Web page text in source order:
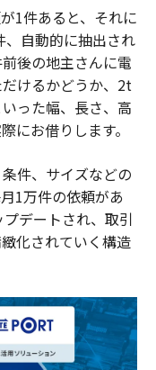
1件あると、それに
自動的に抽出され
後の地主さんに電
けるかどうか、2t
った幅、長さ、高
にお借りします。
件、サイズなどの
1万件の依頼があ
デートされ、取引
化されていく構造